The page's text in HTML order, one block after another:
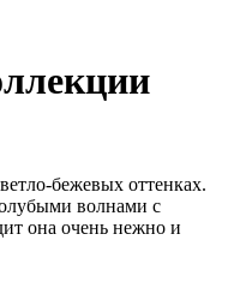
бежевых оттенках.
волнами с
она очень нежно и